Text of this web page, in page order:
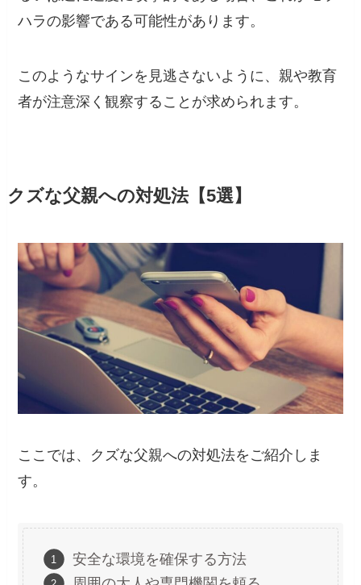
ハラの影響である可能性があります。
このようなサインを見逃さないように、親や教育
者が注意深く観察することが求められます。
クズな父親への対処法【5選】
ここでは、クズな父親への対処法をご紹介しま
す。
安全な環境を確保する方法